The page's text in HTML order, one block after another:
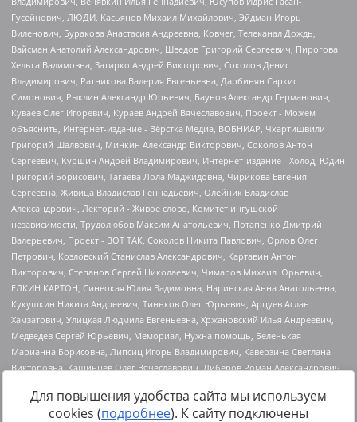
Для повышения удобства сайта мы используем
cookies (подробнее). К сайту подключены